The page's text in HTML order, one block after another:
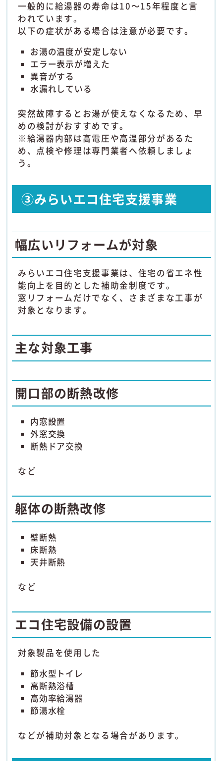
一般的に給湯器の寿命は10～15年程度と言
われています。
以下の症状がある場合は注意が必要です。
お湯の温度が安定しない
エラー表示が増えた
異音がする
水漏れしている
突然故障するとお湯が使えなくなるため、早
めの検討がおすすめです。
※給湯器内部は高電圧や高温部分があるた
め、点検や修理は専門業者へ依頼しましょ
う。
③みらいエコ住宅支援事業
幅広いリフォームが対象
みらいエコ住宅支援事業は、住宅の省エネ性
能向上を目的とした補助金制度です。
窓リフォームだけでなく、さまざまな工事が
対象となります。
主な対象工事
開口部の断熱改修
内窓設置
外窓交換
断熱ドア交換
など
躯体の断熱改修
壁断熱
床断熱
天井断熱
など
エコ住宅設備の設置
対象製品を使用した
節水型トイレ
高断熱浴槽
高効率給湯器
節湯水栓
などが補助対象となる場合があります。